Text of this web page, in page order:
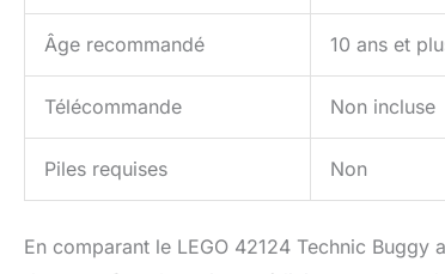
Âge recommandé 10 ans et
Télécommande Non incluse
Piles requises Non
En comparant le LEGO 42124 Technic Buggy